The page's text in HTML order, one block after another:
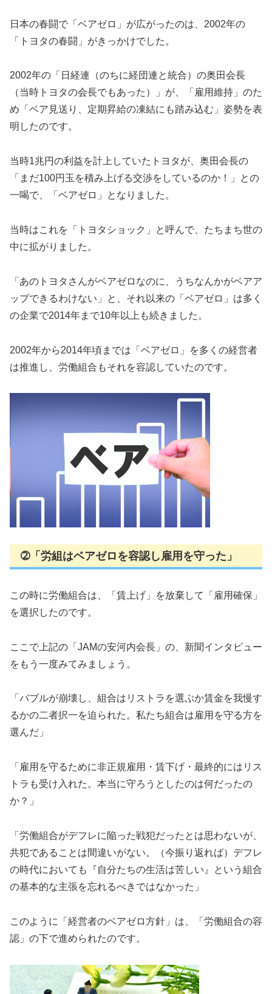
日本の春闘で「ベアゼロ」が広がったのは、2002年の
「トヨタの春闘」がきっかけでした。
2002年の「日経連（のちに経団連と統合）の奥田会長
（当時トヨタの会長でもあった）」が、「雇用維持」のた
め「ベア見送り、定期昇給の凍結にも踏み込む」姿勢を表
明したのです。
当時1兆円の利益を計上していたトヨタが、奥田会長の
「まだ100円玉を積み上げる交渉をしているのか！」との
一喝で、「ベアゼロ」となりました。
当時はこれを「トヨタショック」と呼んで、たちまち世の
中に拡がりました。
「あのトヨタさんがベアゼロなのに、うちなんかがベアア
ップできるわけない」と、それ以来の「ベアゼロ」は多く
の企業で2014年まで10年以上も続きました。
2002年から2014年頃までは「ベアゼロ」を多くの経営者
は推進し、労働組合もそれを容認していたのです。
➁「労組はベアゼロを容認し雇用を守った」
この時に労働組合は、「賃上げ」を放棄して「雇用確保」
を選択したのです。
ここで上記の「JAMの安河内会長」の、新聞インタビュー
をもう一度みてみましょう。
「バブルが崩壊し、組合はリストラを選ぶか賃金を我慢す
るかの二者択一を迫られた。私たち組合は雇用を守る方を
選んだ」
「雇用を守るために非正規雇用・賃下げ・最終的にはリス
トラも受け入れた。本当に守ろうとしたのは何だったの
か？」
「労働組合がデフレに陥った戦犯だったとは思わないが、
共犯であることは間違いがない。（今振り返れば）デフレ
の時代においても『自分たちの生活は苦しい』という組合
の基本的な主張を忘れるべきではなかった」
このように「経営者のベアゼロ方針」は、「労働組合の容
認」の下で進められたのです。